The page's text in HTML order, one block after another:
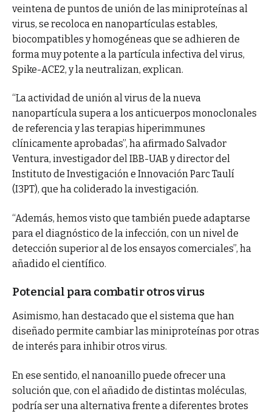
veintena de puntos de unión de las miniproteínas al
virus, se recoloca en nanopartículas estables,
biocompatibles y homogéneas que se adhieren de
forma muy potente a la partícula infectiva del virus,
Spike-ACE2, y la neutralizan, explican.
“La actividad de unión al virus de la nueva
nanopartícula supera a los anticuerpos monoclonales
de referencia y las terapias hiperimmunes
clínicamente aprobadas”, ha afirmado Salvador
Ventura, investigador del IBB-UAB y director del
Instituto de Investigación e Innovación Parc Taulí
(I3PT), que ha coliderado la investigación.
“Además, hemos visto que también puede adaptarse
para el diagnóstico de la infección, con un nivel de
detección superior al de los ensayos comerciales”, ha
añadido el científico.
Potencial para combatir otros virus
Asimismo, han destacado que el sistema que han
diseñado permite cambiar las miniproteínas por otras
de interés para inhibir otros virus.
En ese sentido, el nanoanillo puede ofrecer una
solución que, con el añadido de distintas moléculas,
podría ser una alternativa frente a diferentes brotes